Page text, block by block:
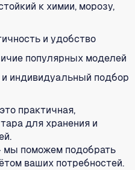
к химии, морозу,
и удобство
популярных моделей
индивидуальный подбор
практичная,
для хранения и
мы поможем подобрать
ваших потребностей.